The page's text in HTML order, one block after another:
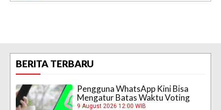
BERITA TERBARU
Pengguna WhatsApp Kini Bisa
Mengatur Batas Waktu Voting
9 August 2026 12:00 WIB